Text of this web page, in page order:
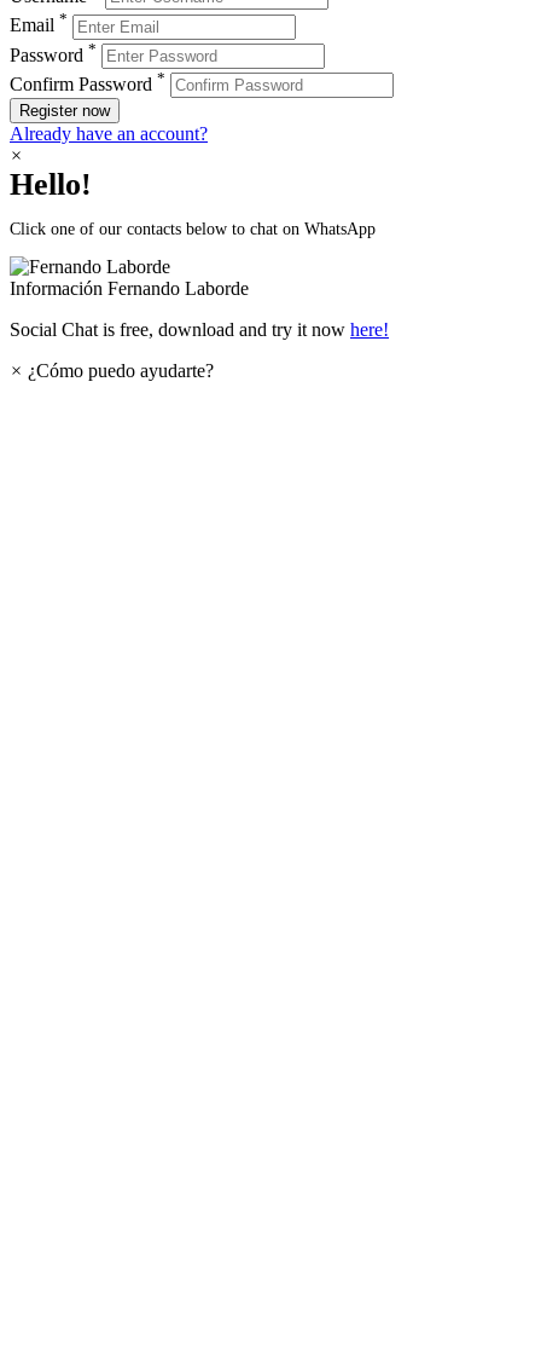
Email *
Password *
Confirm Password *
Register now
Already have an account?
×
Hello!
Click one of our contacts below to chat on WhatsApp
Información Fernando Laborde
Social Chat is free, download and try it now here!
× ¿Cómo puedo ayudarte?